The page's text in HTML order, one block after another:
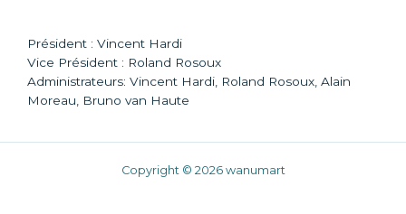
Président : Vincent Hardi
Vice Président : Roland Rosoux
Administrateurs: Vincent Hardi, Roland Rosoux, Alain
Moreau, Bruno van Haute
Copyright © 2026 wanumart